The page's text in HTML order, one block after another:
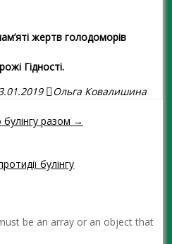
жертв голодоморів
Гідності.
Ольга Ковалишина
булінгу разом →
булінгу
be an array or an object that